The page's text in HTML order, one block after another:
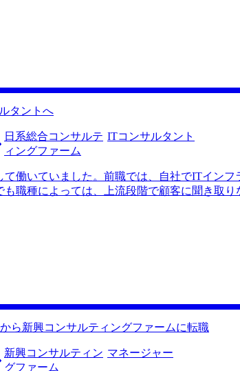
う一度戻ることを決めました。 MyVisionさ
ので選ばせていただきました。 初回面談で岩
りやすく説明していただけました。前職の
がないのは非常に助かりました。 人柄が良
ました。私のこれまでの経験を聞いて、そ
。総合の他にもブティック系コンサルティン
まさに戦略コンサルタントの魅力だとは思う
・案件に関わるからこそそこから自分の興味
タントへ
日系総合コンサルテ
ィングファーム
ITコンサルタント
働いていました。前職では、自社でITインフ
職種によっては、上流段階で顧客に聞き取り
に非常に強みを持たれているからです。 私
インで考えていました。そのため、どちらに
ムに対して豊富な知識量を備えたMyVision
サルタントの両方のポジションを一緒に絞っ
が全くなかったので、MyVisionさんで、コ
だけたことで、不安なく面接に臨むことが
ら新興コンサルティングファームに転職
新興コンサルティン
グファーム
マネージャー